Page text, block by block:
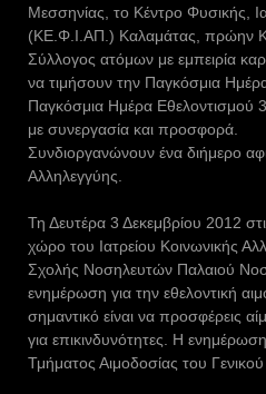
Μεσσηνίας, το Κέντρο Φυσικής,
(ΚΕ.Φ.Ι.ΑΠ.) Καλαμάτας, πρώην
Σύλλογος ατόμων με εμπειρία
να τιμήσουν την Παγκόσμια
Παγκόσμια Ημέρα Εθελοντισμού 3
με συνεργασία και προσφορά.
Συνδιοργανώνουν ένα διήμερο
Αλληλεγγύης.
Τη Δευτέρα 3 Δεκεμβρίου 2012
χώρο του Ιατρείου Κοινωνικής
Σχολής Νοσηλευτών Παλαιού
ενημέρωση για την εθελοντική
σημαντικό είναι να προσφέρεις
για επικινδυνότητες. Η
Τμήματος Αιμοδοσίας του